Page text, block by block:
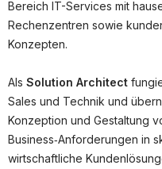
Bereich IT-Services mit
Rechenzentren sowie
Konzepten.
Als Solution Architect
Sales und Technik und
Konzeption und Gestaltung
Business‑Anforderungen in
wirtschaftliche
Systemstatus
Jobkategorien
Berufsfelder
Für Unternehmen